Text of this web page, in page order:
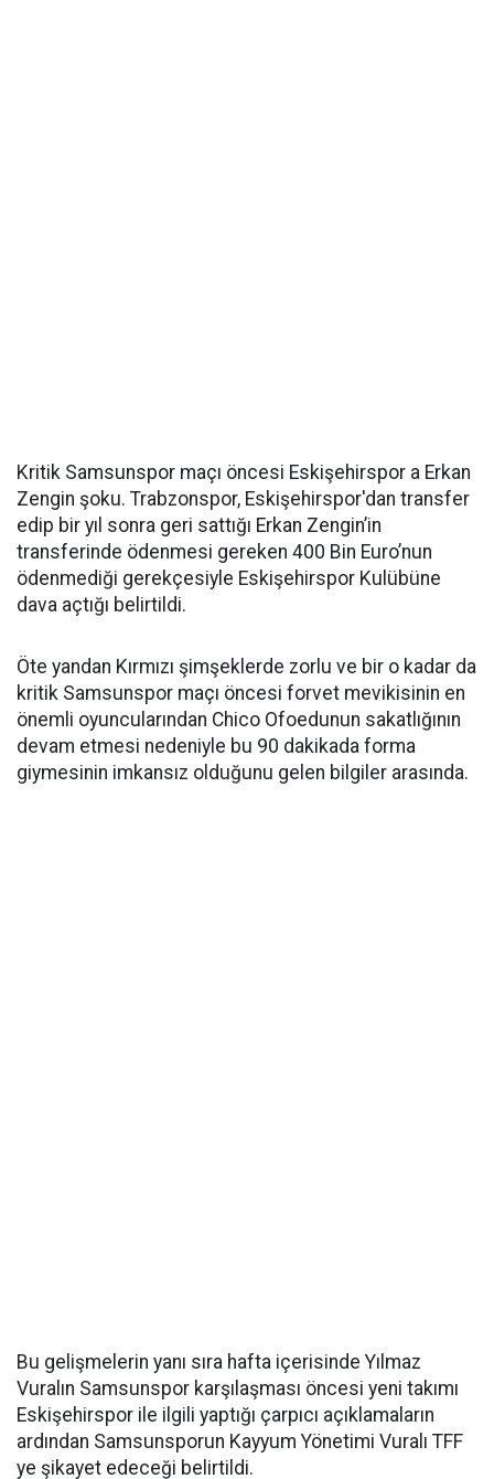
Kritik Samsunspor maçı öncesi Eskişehirspor a Erkan
Zengin şoku. Trabzonspor, Eskişehirspor'dan transfer
edip bir yıl sonra geri sattığı Erkan Zengin’in
transferinde ödenmesi gereken 400 Bin Euro’nun
ödenmediği gerekçesiyle Eskişehirspor Kulübüne
dava açtığı belirtildi.
Öte yandan Kırmızı şimşeklerde zorlu ve bir o kadar da
kritik Samsunspor maçı öncesi forvet mevikisinin en
önemli oyuncularından Chico Ofoedunun sakatlığının
devam etmesi nedeniyle bu 90 dakikada forma
giymesinin imkansız olduğunu gelen bilgiler arasında.
Bu gelişmelerin yanı sıra hafta içerisinde Yılmaz
Vuralın Samsunspor karşılaşması öncesi yeni takımı
Eskişehirspor ile ilgili yaptığı çarpıcı açıklamaların
ardından Samsunsporun Kayyum Yönetimi Vuralı TFF
ye şikayet edeceği belirtildi.